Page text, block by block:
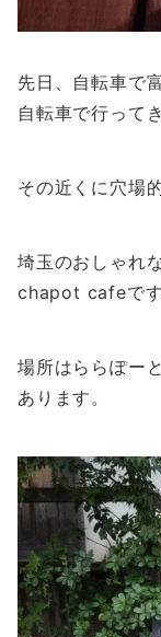
先日、自転車で
自転車で行って
その近くに穴場
埼玉のおしゃれ
chapot cafeで
場所はららぽー
あります。